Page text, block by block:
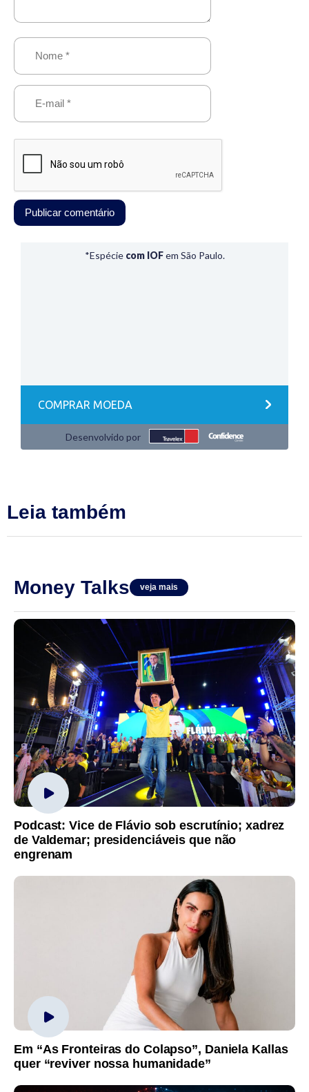
Leia também
Money Talks veja mais
Podcast: Vice de Flávio sob escrutínio; xadrez
de Valdemar; presidenciáveis que não
engrenam
Em “As Fronteiras do Colapso”, Daniela Kallas
quer “reviver nossa humanidade”